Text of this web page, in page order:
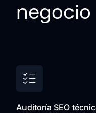
negocio
Auditoría SEO